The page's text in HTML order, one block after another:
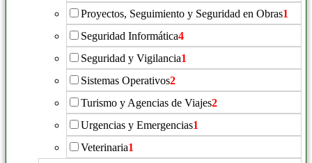
Proyectos, Seguimiento y Seguridad en Obras1
Seguridad Informática4
Seguridad y Vigilancia1
Sistemas Operativos2
Turismo y Agencias de Viajes2
Urgencias y Emergencias1
Veterinaria1